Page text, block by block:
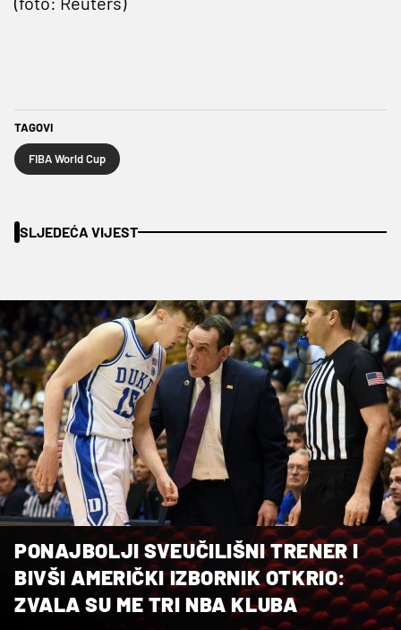
TAGOVI
FIBA World Cup
SLJEDEĆA VIJEST
PONAJBOLJI SVEUČILIŠNI TRENER I
BIVŠI AMERIČKI IZBORNIK OTKRIO:
ZVALA SU ME TRI NBA KLUBA